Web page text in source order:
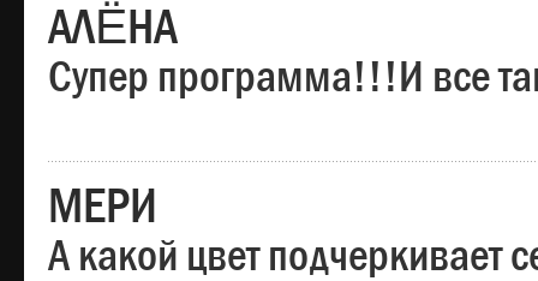
АЛЁНА
Супер программа!!!И все
МЕРИ
А какой цвет подчеркивает